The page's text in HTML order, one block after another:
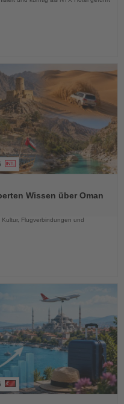
Wissen über Oman
Flugverbindungen und